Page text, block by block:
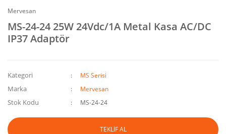
Mervesan
MS-24-24 25W 24Vdc/1A Metal Kasa AC/DC
IP37 Adaptör
Kategori MS Serisi
Marka Mervesan
Stok Kodu MS-24-24
TEKLİF AL